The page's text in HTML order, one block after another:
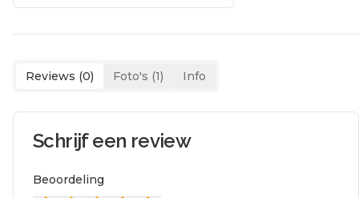
Reviews (0) Foto's (1) Info
Schrijf een review
Beoordeling